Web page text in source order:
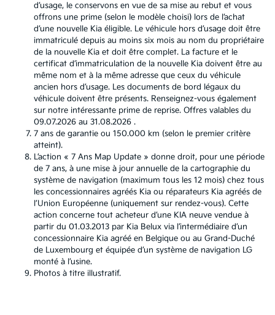
d’usage, le conservons en vue de sa mise au rebut et vous
offrons une prime (selon le modèle choisi) lors de l’achat
d’une nouvelle Kia éligible. Le véhicule hors d’usage doit être
immatriculé depuis au moins six mois au nom du propriétaire
de la nouvelle Kia et doit être complet. La facture et le
certificat d’immatriculation de la nouvelle Kia doivent être au
même nom et à la même adresse que ceux du véhicule
ancien hors d’usage. Les documents de bord légaux du
véhicule doivent être présents. Renseignez-vous également
sur notre intéressante prime de reprise. Offres valables du
09.07.2026 au 31.08.2026 .
7 ans de garantie ou 150.000 km (selon le premier critère
atteint).
L’action « 7 Ans Map Update » donne droit, pour une période
de 7 ans, à une mise à jour annuelle de la cartographie du
système de navigation (maximum tous les 12 mois) chez tous
les concessionnaires agréés Kia ou réparateurs Kia agréés de
l’Union Européenne (uniquement sur rendez-vous). Cette
action concerne tout acheteur d’une KIA neuve vendue à
partir du 01.03.2013 par Kia Belux via l’intermédiaire d’un
concessionnaire Kia agréé en Belgique ou au Grand-Duché
de Luxembourg et équipée d’un système de navigation LG
monté à l’usine.
Photos à titre illustratif.